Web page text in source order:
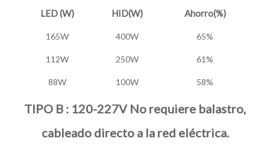
LED (W) HID(W) Ahorro(%)
165W 400W 65%
112W 250W 61%
88W 100W 58%
TIPO B : 120-227V No requiere balastro,
cableado directo a la red eléctrica.